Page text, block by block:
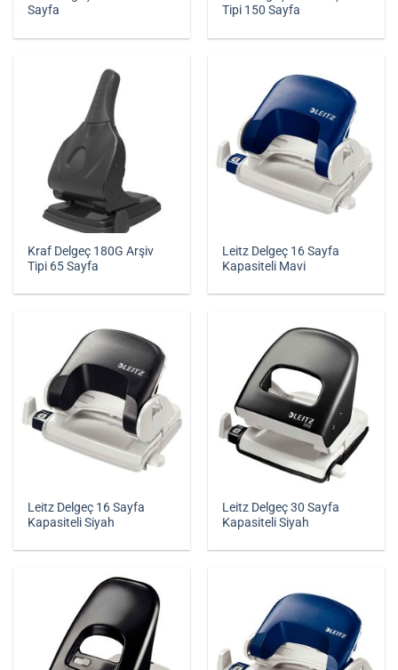
Sayfa
Tipi 150 Sayfa
Kraf Delgeç 180G Arşiv
Tipi 65 Sayfa
Leitz Delgeç 16 Sayfa
Kapasiteli Mavi
Leitz Delgeç 16 Sayfa
Kapasiteli Siyah
Leitz Delgeç 30 Sayfa
Kapasiteli Siyah